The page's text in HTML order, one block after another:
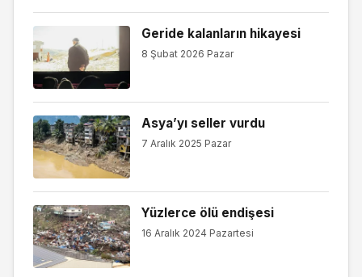
Geride kalanların hikayesi
8 Şubat 2026 Pazar
Asya’yı seller vurdu
7 Aralık 2025 Pazar
Yüzlerce ölü endişesi
16 Aralık 2024 Pazartesi